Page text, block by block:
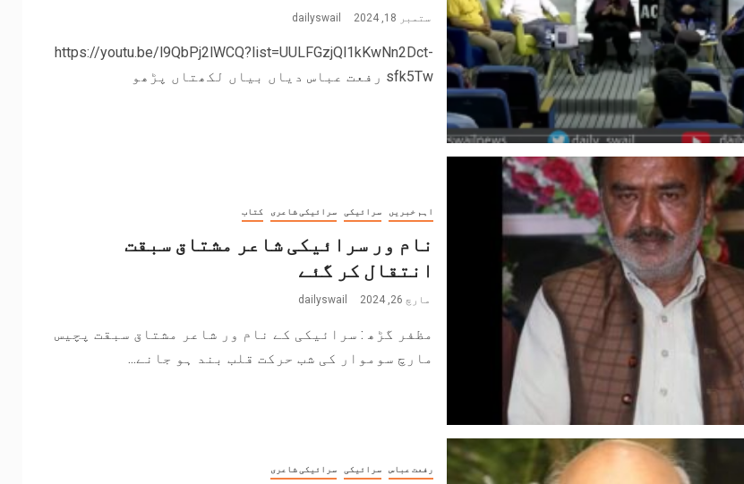
ستمبر 18, 2024 dailyswail
https://youtu.be/l9QbPj2lWCQ?list=UULFGzjQl1kKwNn2Dct-
sfk5Tw رفعت عباس دیاں بیاں لکھتاں پڑھو
اہم خبریں سرائیکی سرائیکی شاعری کتاب
نام ور سرائیکی شاعر مشتاق سبقت
انتقال کر گئے
مارچ 26, 2024 dailyswail
مظفر گڑھ : سرائیکی کے نام ور شاعر مشتاق سبقت پچیس
مارچ سوموار کی شب حرکت قلب بند ہو جانے...
رفعت عباس سرائیکی سرائیکی شاعری